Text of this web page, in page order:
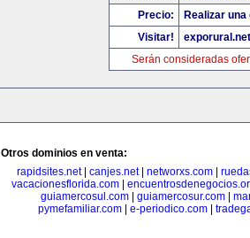
Precio:
Realizar
Visitar!
exporural.net
Serán consideradas
Otros dominios en venta:
rapidsites.net| canjes.net| networxs.com|
vacacionesflorida.com
guiamercosul.com| guiamercosur.com|
pymefamiliar.com| e-periodico.com|